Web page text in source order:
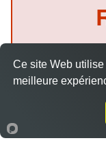
Menu V1 -
Accueil
Ce site Web
meilleure